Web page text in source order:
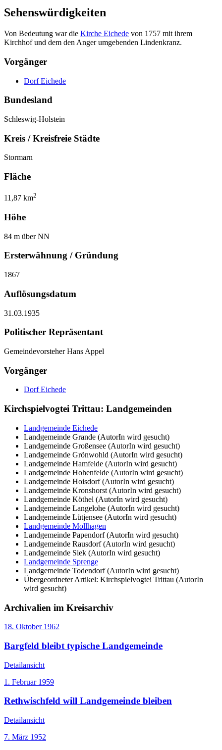
Sehenswürdigkeiten
Von Bedeutung war die Kirche Eichede von 1757 mit ihrem
Kirchhof und dem den Anger umgebenden Lindenkranz.
Vorgänger
Dorf Eichede
Bundesland
Schleswig-Holstein
Kreis / Kreisfreie Städte
Stormarn
Fläche
11,87 km2
Höhe
84 m über NN
Ersterwähnung / Gründung
1867
Auflösungsdatum
31.03.1935
Politischer Repräsentant
Gemeindevorsteher Hans Appel
Vorgänger
Dorf Eichede
Kirchspielvogtei Trittau: Landgemeinden
Landgemeinde Eichede
Landgemeinde Grande (AutorIn wird gesucht)
Landgemeinde Großensee (AutorIn wird gesucht)
Landgemeinde Grönwohld (AutorIn wird gesucht)
Landgemeinde Hamfelde (AutorIn wird gesucht)
Landgemeinde Hohenfelde (AutorIn wird gesucht)
Landgemeinde Hoisdorf (AutorIn wird gesucht)
Landgemeinde Kronshorst (AutorIn wird gesucht)
Landgemeinde Köthel (AutorIn wird gesucht)
Landgemeinde Langelohe (AutorIn wird gesucht)
Landgemeinde Lütjensee (AutorIn wird gesucht)
Landgemeinde Mollhagen
Landgemeinde Papendorf (AutorIn wird gesucht)
Landgemeinde Rausdorf (AutorIn wird gesucht)
Landgemeinde Siek (AutorIn wird gesucht)
Landgemeinde Sprenge
Landgemeinde Todendorf (AutorIn wird gesucht)
Übergeordneter Artikel: Kirchspielvogtei Trittau (AutorIn
wird gesucht)
Archivalien im Kreisarchiv
18. Oktober 1962
Bargfeld bleibt typische Landgemeinde
Detailansicht
1. Februar 1959
Rethwischfeld will Landgemeinde bleiben
Detailansicht
7. März 1952